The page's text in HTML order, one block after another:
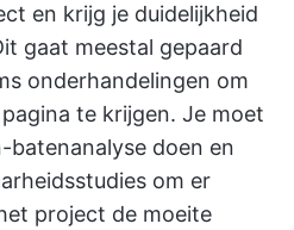
en krijg je duidelijkheid
gaat meestal gepaard
onderhandelingen om
te krijgen. Je moet
batenanalyse doen en
om er
project de moeite